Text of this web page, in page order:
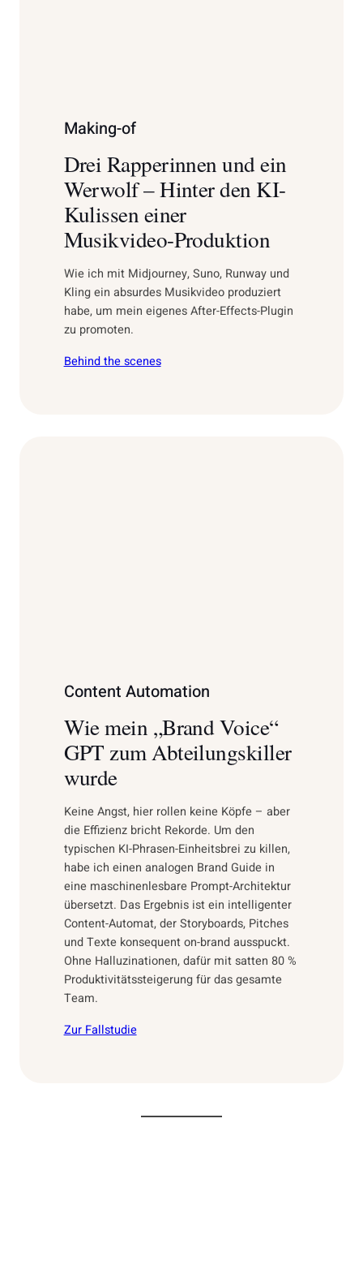
Making-of
Drei Rapperinnen und ein
Werwolf – Hinter den KI-
Kulissen einer
Musikvideo-Produktion
Wie ich mit Midjourney, Suno, Runway und
Kling ein absurdes Musikvideo produziert
habe, um mein eigenes After-Effects-Plugin
zu promoten.
Behind the scenes
Content Automation
Wie mein „Brand Voice“
GPT zum Abteilungskiller
wurde
Keine Angst, hier rollen keine Köpfe – aber
die Effizienz bricht Rekorde. Um den
typischen KI-Phrasen-Einheitsbrei zu killen,
habe ich einen analogen Brand Guide in
eine maschinenlesbare Prompt-Architektur
übersetzt. Das Ergebnis ist ein intelligenter
Content-Automat, der Storyboards, Pitches
und Texte konsequenton-brandausspuckt.
Ohne Halluzinationen, dafür mit satten 80 %
Produktivitätssteigerung für das gesamte
Team.
Zur Fallstudie